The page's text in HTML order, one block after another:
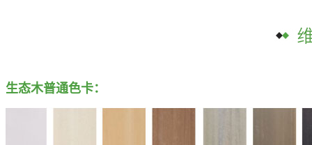
生态木普通色卡：